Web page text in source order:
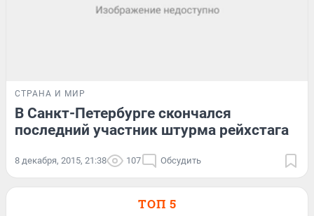
СТРАНА И МИР
В Санкт-Петербурге скончался
последний участник штурма рейхстага
8 декабря, 2015, 21:38 107 Обсудить
ТОП 5